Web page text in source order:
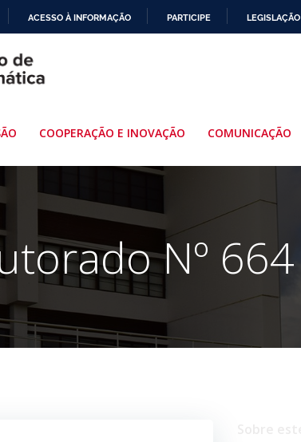
ACESSO À INFORMAÇÃO PARTICIPE LEGISLAÇÃO
COOPERAÇÃO E INOVAÇÃO COMUNICAÇÃO
Nº 664